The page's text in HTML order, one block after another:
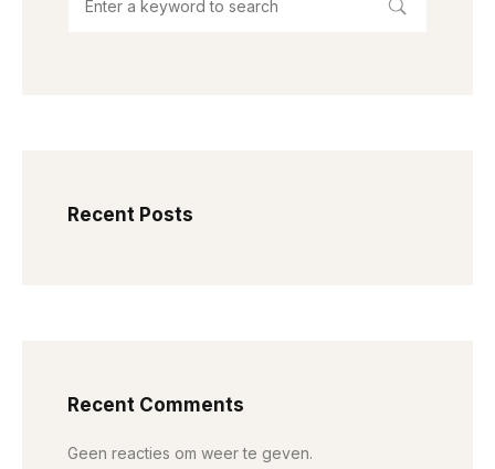
Recent Posts
Recent Comments
Geen reacties om weer te geven.